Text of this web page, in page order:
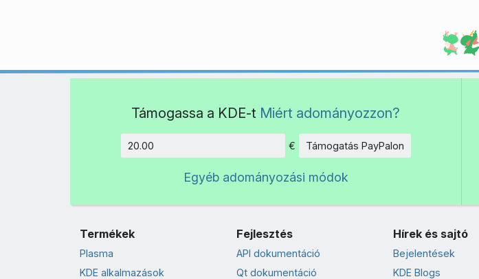
Támogassa a KDE-t Miért adományozzon?
Összeg
€ Támogatás PayPalon
Egyéb adományozási módok
Termékek
Plasma
KDE alkalmazások
Fejlesztés
API dokumentáció
Qt dokumentáció
Hírek és sajtó
Bejelentések
KDE Blogs